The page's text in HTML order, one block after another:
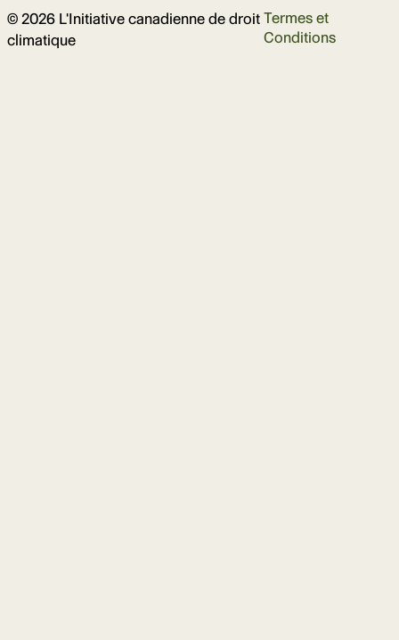
© 2026 L'Initiative canadienne de droit
climatique
Termes et
Conditions